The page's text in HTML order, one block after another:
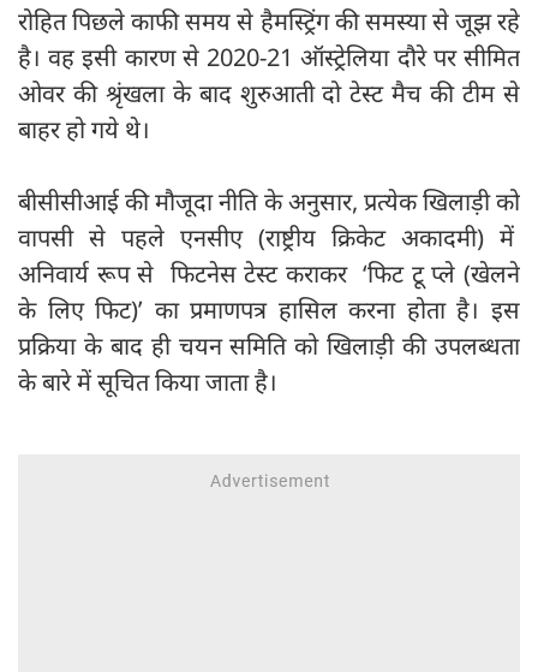
रोहित पिछले काफी समय से हैमस्ट्रिंग की समस्या से जूझ रहे
है। वह इसी कारण से 2020-21 ऑस्ट्रेलिया दौरे पर सीमित
ओवर की श्रृंखला के बाद शुरुआती दो टेस्ट मैच की टीम से
बाहर हो गये थे।
बीसीसीआई की मौजूदा नीति के अनुसार, प्रत्येक खिलाड़ी को
वापसी से पहले एनसीए (राष्ट्रीय क्रिकेट अकादमी) में
अनिवार्य रूप से फिटनेस टेस्ट कराकर ‘फिट टू प्ले (खेलने
के लिए फिट)’ का प्रमाणपत्र हासिल करना होता है। इस
प्रक्रिया के बाद ही चयन समिति को खिलाड़ी की उपलब्धता
के बारे में सूचित किया जाता है।